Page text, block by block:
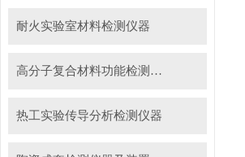
耐火实验室材料检测仪器
高分子复合材料功能检测仪器
热工实验传导分析检测仪器